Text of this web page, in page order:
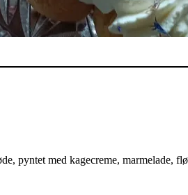
pyntet med kagecreme, marmelade,